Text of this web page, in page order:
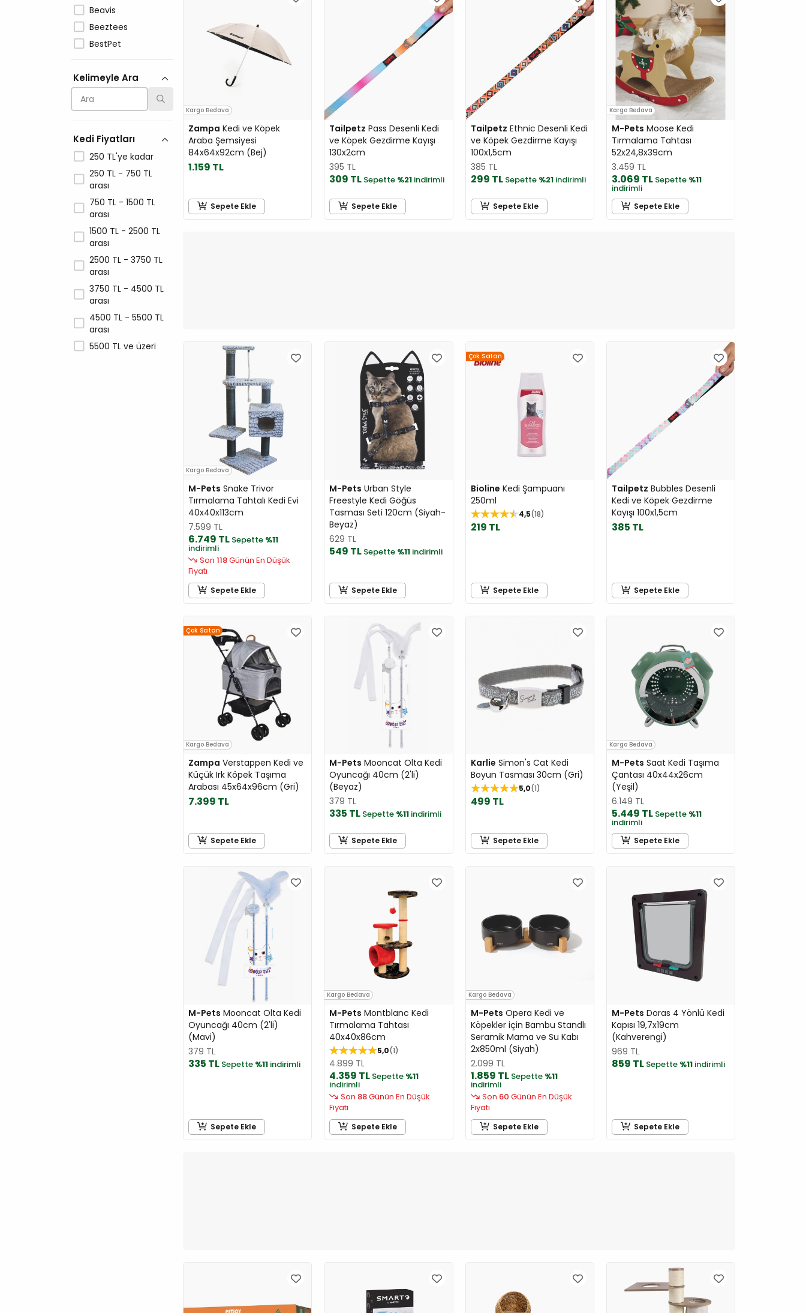
Beavis
Beeztees
BestPet
Bioline
Brit Care
Cat Chow
Catit
Catlife
CATLINK
Challenge
Cheerble
Chef's Choice
Crocus
Dentalight
Dogness
Dreamies
Eastland
Kelimeyle Ara
Kedi Fiyatları
250 TL'ye kadar
250 TL - 750 TL
arası
750 TL - 1500 TL
arası
1500 TL - 2500 TL
arası
2500 TL - 3750 TL
arası
3750 TL - 4500 TL
arası
4500 TL - 5500 TL
arası
5500 TL ve üzeri
Kargo Bedava
Zampa Kedi ve Köpek
Araba Şemsiyesi
84x64x92cm (Bej)
1.159 TL
Sepete Ekle
Tailpetz Pass Desenli Kedi
ve Köpek Gezdirme Kayışı
130x2cm
395 TL
309 TL Sepette %21 indirimli
Sepete Ekle
Tailpetz Ethnic Desenli Kedi
ve Köpek Gezdirme Kayışı
100x1,5cm
385 TL
299 TLSepette %21indirimli
Sepete Ekle
Kargo Bedava
M-Pets Moose Kedi
Tırmalama Tahtası
52x24,8x39cm
3.459 TL
3.069 TLSepette %11
indirimli
Sepete Ekle
Kargo Bedava
M-Pets Snake Trivor
Tırmalama Tahtalı Kedi Evi
40x40x113cm
7.599 TL
6.749 TL Sepette %11
indirimli
Son118Günün En Düşük
Fiyatı
Sepete Ekle
M-Pets Urban Style
Freestyle Kedi Göğüs
Tasması Seti 120cm (Siyah-
Beyaz)
629 TL
549 TL Sepette %11 indirimli
Sepete Ekle
Çok Satan
Bioline Kedi Şampuanı
250ml
4,5 18
219 TL
Sepete Ekle
Tailpetz Bubbles Desenli
Kedi ve Köpek Gezdirme
Kayışı 100x1,5cm
385 TL
Sepete Ekle
Çok Satan
Kargo Bedava
Zampa Verstappen Kedi ve
Küçük Irk Köpek Taşıma
Arabası 45x64x96cm (Gri)
7.399 TL
Sepete Ekle
M-Pets Mooncat Olta Kedi
Oyuncağı 40cm (2'li)
(Beyaz)
379 TL
335 TL Sepette %11 indirimli
Sepete Ekle
Karlie Simon's Cat Kedi
Boyun Tasması 30cm (Gri)
5,0 1
499 TL
Sepete Ekle
Kargo Bedava
M-Pets Saat Kedi Taşıma
Çantası 40x44x26cm
(Yeşil)
6.149 TL
5.449 TLSepette %11
indirimli
Sepete Ekle
M-Pets Mooncat Olta Kedi
Oyuncağı 40cm (2'li)
(Mavi)
379 TL
335 TL Sepette %11 indirimli
Sepete Ekle
Kargo Bedava
M-Pets Montblanc Kedi
Tırmalama Tahtası
40x40x86cm
5,0 1
4.899 TL
4.359 TL Sepette %11
indirimli
Son 88Günün En Düşük
Fiyatı
Sepete Ekle
Kargo Bedava
M-Pets Opera Kedi ve
Köpekler için Bambu Standlı
Seramik Mama ve Su Kabı
2x850ml (Siyah)
2.099 TL
1.859 TLSepette %11
indirimli
Son 60 Günün En Düşük
Fiyatı
Sepete Ekle
M-Pets Doras 4 Yönlü Kedi
Kapısı 19,7x19cm
(Kahverengi)
969 TL
859 TLSepette %11indirimli
Sepete Ekle